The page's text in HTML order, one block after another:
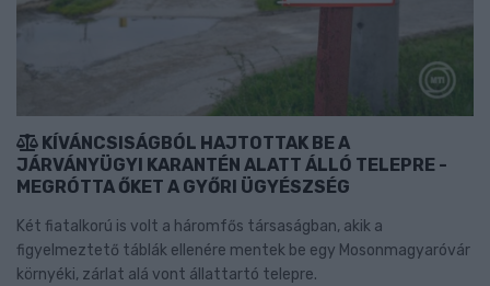
KÍVÁNCSISÁGBÓL HAJTOTTAK BE A
JÁRVÁNYÜGYI KARANTÉN ALATT ÁLLÓ TELEPRE -
MEGRÓTTA ŐKET A GYŐRI ÜGYÉSZSÉG
Két fiatalkorú is volt a háromfős társaságban, akik a
figyelmeztető táblák ellenére mentek be egy Mosonmagyaróvár
környéki, zárlat alá vont állattartó telepre.